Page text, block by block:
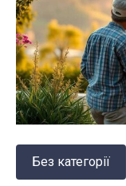
Без категорії